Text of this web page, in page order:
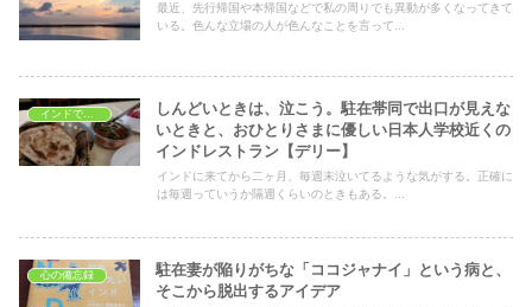
最近、先行帰国や本帰国などで私の周りでも異動が多くなってきて
いる。色んな立場の人が色んなことを言って...
インドでレストラン
しんどいときは、泣こう。駐在帯同で出口が見えな
いときと、おひとりさまに優しい日本人学校近くの
インドレストラン【デリー】
インドに来てから二ヶ月、毎週末泣いてるような気がする。正確に
は毎週っていうか隔週くらいのときもある。...
心の備忘録
駐在妻が陥りがちな「ココジャナイ」という病と、
そこから脱出するアイデア